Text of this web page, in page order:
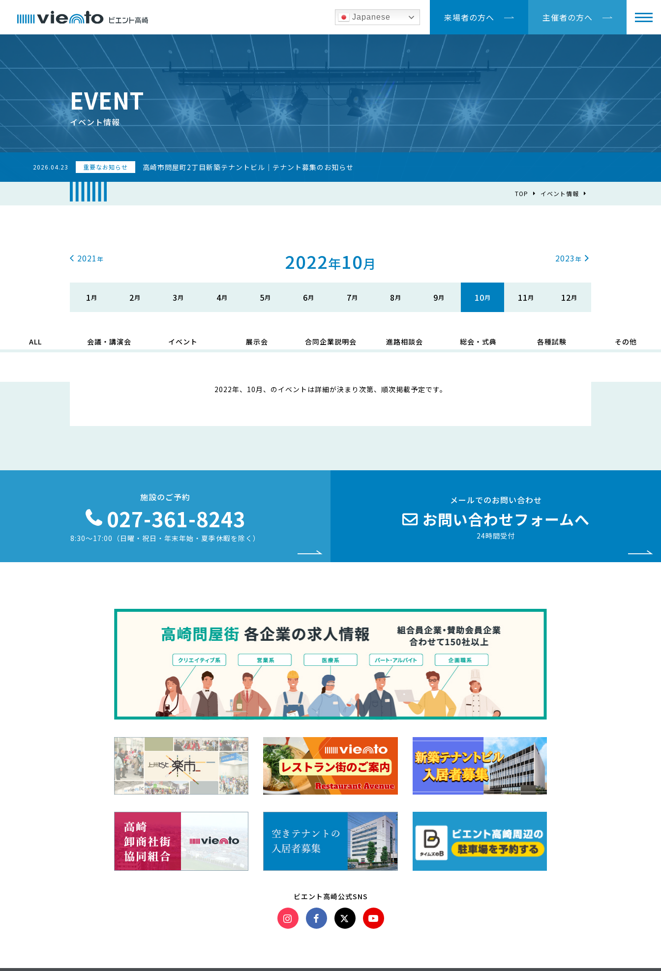
Japanese 来場者の方へ 主催者の方へ
EVENT
イベント情報
2026.04.23 重要なお知らせ 高崎市問屋町2丁目新築テナントビル｜テナント募集のお知らせ
TOP イベント情報
2021 2022年10月
1 2 3 4 5 6 7 8 9 10 11 12
2023
ALL 会議・講演会 イベント 展示会 合同企業説明会 進路相談会 総会・式典 各種試験 その他
2022年、10月、のイベントは詳細が決まり次第、順次掲載予定です。
施設のご予約
027-361-8243
8:30〜17:00 （日曜・祝日・年末年始・夏季休暇を除く）
メールでのお問い合わせ
お問い合わせフォームへ
24時間受付
ビエント高崎公式SNS